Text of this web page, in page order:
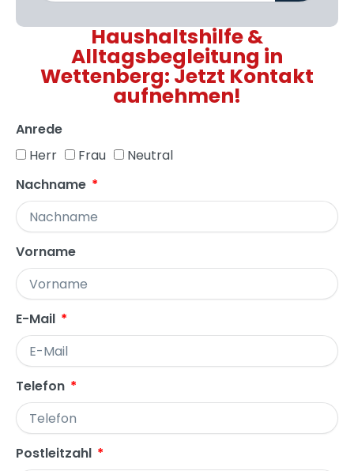
Haushaltshilfe &
Alltagsbegleitung in
Wettenberg: Jetzt Kontakt
aufnehmen!
Anrede
Herr
Frau
Neutral
Nachname
Vorname
E-Mail
Telefon
Postleitzahl